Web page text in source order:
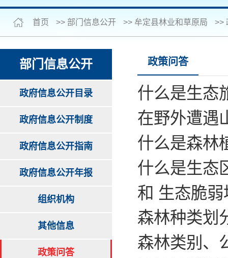
首页 >> 部门信息公开 >> 牟定县林业和草原局 >>
部门信息公开
政府信息公开目录
政府信息公开制度
政府信息公开指南
政府信息公开年报
组织机构
其他信息
政策问答
政策问答
什么是生态
在野外遭遇
什么是森林
什么是生态
和 生态脆弱
森林种类划
森林类别、